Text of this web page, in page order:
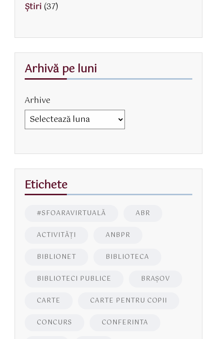
Știri (37)
Arhivă pe luni
Arhive
Etichete
#SFOARAVIRTUALĂ ABR
ACTIVITĂŢI ANBPR
BIBLIONET BIBLIOTECA
BIBLIOTECI PUBLICE BRAŞOV
CARTE CARTE PENTRU COPII
CONCURS CONFERINTA